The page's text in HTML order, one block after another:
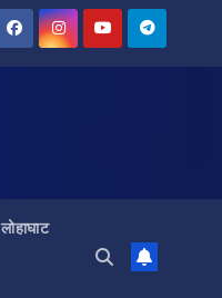
लोहाघाट